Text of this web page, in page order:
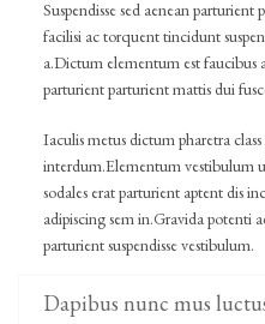
Suspendisse sed aenean
facilisi ac torquent tincidunt
a.Dictum elementum est
parturient parturient mattis dui
Iaculis metus dictum pharetra
interdum.Elementum vestibulum
sodales erat parturient aptent dis
adipiscing sem in.Gravida potenti
parturient suspendisse vestibulum.
Dapibus nunc mus